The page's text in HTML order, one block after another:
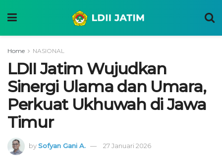
Home NASIONAL
LDII Jatim Wujudkan
Sinergi Ulama dan Umara,
Perkuat Ukhuwah di Jawa
Timur
bySofyan Gani A. 27 Januari 2026